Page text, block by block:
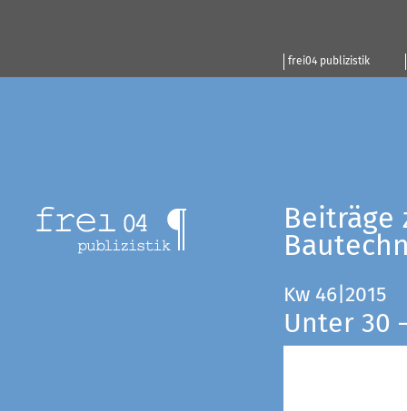
frei04 publizistik
Beiträge
Kw 46|2015
Unter 30